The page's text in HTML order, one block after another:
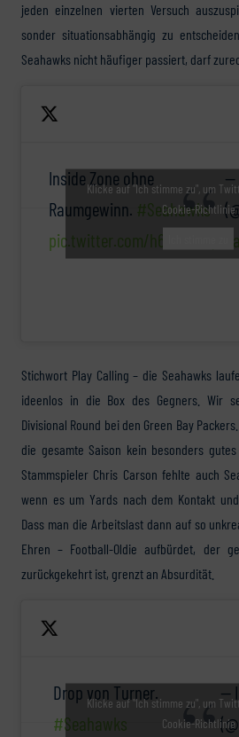
jeden einzelnen vierten Versuch
sonder situationsabhängig zu
Seahawks nicht häufiger passiert, darf
Inside Zone ohne
Raumgewinn. #Seahawks
pic.twitter.com/h6NhChlFQJ
—
Klicke auf "Ich stimme zu", um
Cookie-Richtlinie
Stichwort Play Calling – die Seahawks
ideenlos in die Box des Gegners. Wir
Divisional Round bei den Green Bay
die gesamte Saison kein besonders
Stammspieler Chris Carson fehlte auch
wenn es um Yards nach dem Kontakt
Dass man die Arbeitslast dann auf so
Ehren – Football-Oldie aufbürdet, der
zurückgekehrt ist, grenzt an Absurdität.
Drop von Turner.
#Seahawks
—
Klicke auf "Ich stimme zu", um
Cookie-Richtlinie